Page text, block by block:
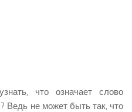
что означает слово
Ведь не может быть так, что